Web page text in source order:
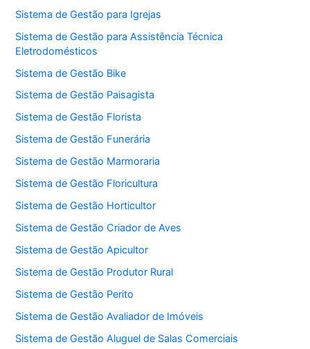
Sistema de Gestão para Igrejas
Sistema de Gestão para Assistência Técnica
Eletrodomésticos
Sistema de Gestão Bike
Sistema de Gestão Paisagista
Sistema de Gestão Florista
Sistema de Gestão Funerária
Sistema de Gestão Marmoraria
Sistema de Gestão Floricultura
Sistema de Gestão Horticultor
Sistema de Gestão Criador de Aves
Sistema de Gestão Apicultor
Sistema de Gestão Produtor Rural
Sistema de Gestão Perito
Sistema de Gestão Avaliador de Imóveis
Sistema de Gestão Aluguel de Salas Comerciais